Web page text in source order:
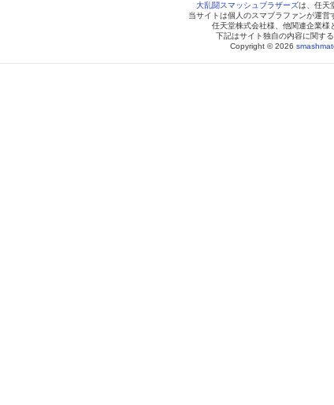
大乱闘スマッシュブラザーズは、任天
当サイトは個人のスマブラファンが運営
任天堂株式会社様、他関連企業様
下記はサイト独自の内容に関す
Copyright © 2026